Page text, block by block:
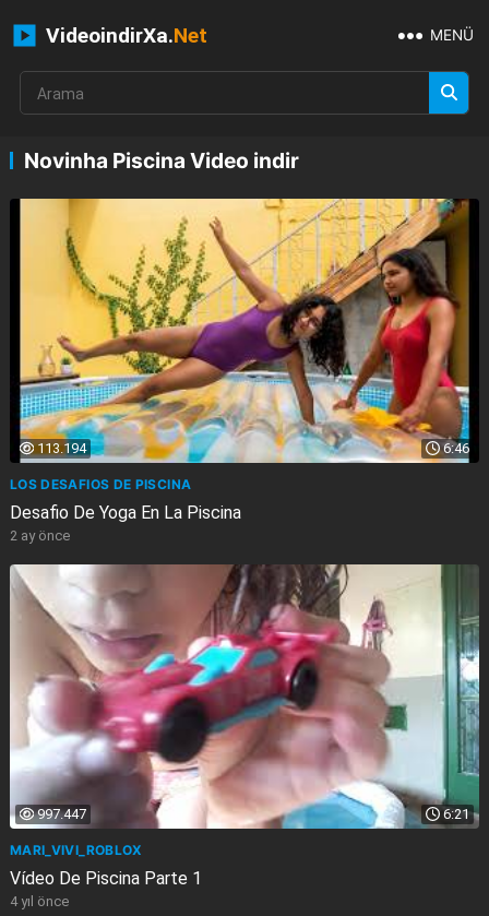
VideoindirXa.Net MENÜ
Novinha Piscina Video indir
6:46
113.194
LOS DESAFIOS DE PISCINA
Desafio De Yoga En La Piscina
2 ay önce
6:21
997.447
MARI_VIVI_ROBLOX
Vídeo De Piscina Parte 1
4 yıl önce